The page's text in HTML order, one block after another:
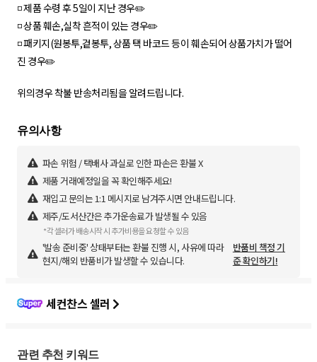
◽ 제품 수령 후 5일이 지난 경우✏️
◽ 상품 훼손,실착 흔적이 있는 경우✏️
◽ 패키지(원봉투,겉봉투, 상품 택 바코드 등이 훼손되어 상품가치가 떨어
진 경우✏️
위의경우 착불 반송처리됨을 알려드립니다.
유의사항
파손 위험 / 택배사 과실로 인한 파손은 환불 X
제품 거래예정일을 꼭 확인해주세요!
재입고 문의는 1:1 메시지로 남겨주시면 안내드립니다.
제주/도서산간은 추가운송료가 발생될 수 있음
*각 셀러가 배송시작 시 추가비용을 요청할 수 있음
'발송 준비중' 상태부터는 환불 진행 시, 사유에 따라
현지/해외 반품비가 발생할 수 있습니다.
반품비 책정 기
준 확인하기!
세컨찬스 셀러
관련 추천 키워드